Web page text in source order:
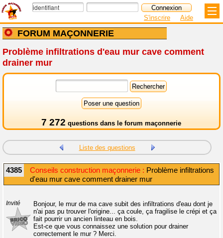
FORUM MAÇONNERIE
S'inscrire Aide
Problème infiltrations d'eau mur cave comment
drainer mur
7 272 questions dans le forum maçonnerie
Liste des questions
4385 Conseils construction maçonnerie : Problème infiltrations
d'eau mur cave comment drainer mur
Invité
Bonjour, le mur de ma cave subit des infiltrations d'eau dont je
n'ai pas pu trouver l'origine... ça coule, ça fragilise le crépi et ça
fait pourrir un ancien linteau en bois.
Est-ce que vous connaissez une solution pour drainer
correctement le mur ? Merci.